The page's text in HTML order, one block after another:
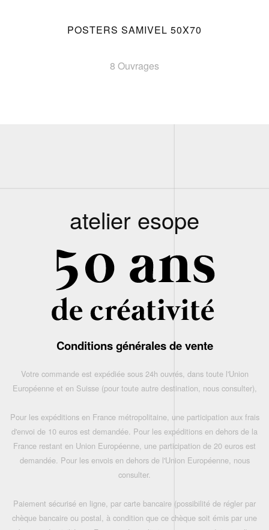
POSTERS SAMIVEL 50X70
8 Ouvrages
atelier esope
Conditions générales de vente
Votre commande est expédiée sous 24h ouvrés, dans toute l'Union
Européenne et en Suisse (pour toute autre destination, nous consulter),
Pour les expéditions en France métropolitaine, une participation aux frais
d'envoi de 10 euros est demandée. Pour les expéditions en dehors de la
France restant en Union Européenne, une participation de 20 euros est
demandée. Pour les envois en dehors de l'Union Européenne, nous
consulter.
Paiement sécurisé en ligne, par carte bancaire (possibilité de régler par
chèque bancaire ou postal, à condition que ce chèque soit émis par une